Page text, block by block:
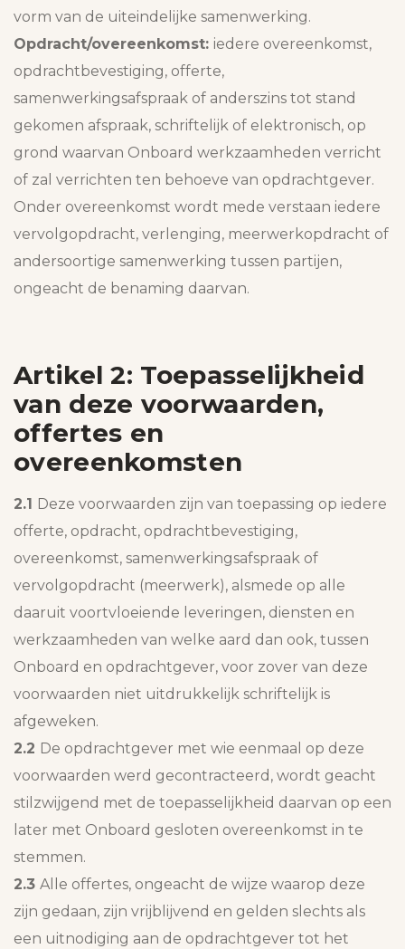
vorm van de uiteindelijke samenwerking.
Opdracht/overeenkomst: iedere overeenkomst,
opdrachtbevestiging, offerte,
samenwerkingsafspraak of anderszins tot stand
gekomen afspraak, schriftelijk of elektronisch, op
grond waarvan Onboard werkzaamheden verricht
of zal verrichten ten behoeve van opdrachtgever.
Onder overeenkomst wordt mede verstaan iedere
vervolgopdracht, verlenging, meerwerkopdracht of
andersoortige samenwerking tussen partijen,
ongeacht de benaming daarvan.
Artikel 2: Toepasselijkheid
van deze voorwaarden,
offertes en
overeenkomsten
2.1
Deze voorwaarden zijn van toepassing op iedere
offerte, opdracht, opdrachtbevestiging,
overeenkomst, samenwerkingsafspraak of
vervolgopdracht (meerwerk), alsmede op alle
daaruit voortvloeiende leveringen, diensten en
werkzaamheden van welke aard dan ook, tussen
Onboard en opdrachtgever, voor zover van deze
voorwaarden niet uitdrukkelijk schriftelijk is
afgeweken.
2.2 De opdrachtgever met wie eenmaal op deze
voorwaarden werd gecontracteerd, wordt geacht
stilzwijgend met de toepasselijkheid daarvan op een
later met Onboard gesloten overeenkomst in te
stemmen.
2.3 Alle offertes, ongeacht de wijze waarop deze
zijn gedaan, zijn vrijblijvend en gelden slechts als
een uitnodiging aan de opdrachtgever tot het